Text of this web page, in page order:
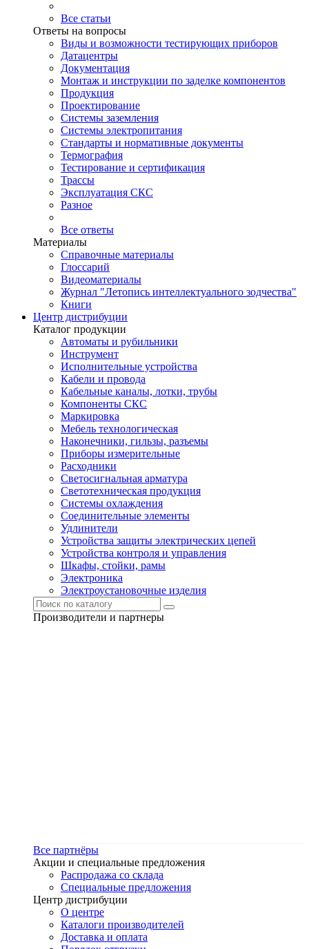
Все статьи
Ответы на вопросы
Виды и возможности тестирующих приборов
Датацентры
Документация
Монтаж и инструкции по заделке компонентов
Продукция
Проектирование
Системы заземления
Системы электропитания
Стандарты и нормативные документы
Термография
Тестирование и сертификация
Трассы
Эксплуатация СКС
Разное
Все ответы
Материалы
Справочные материалы
Глоссарий
Видеоматериалы
Журнал "Летопись интеллектуального зодчества"
Книги
Центр дистрибуции
Каталог продукции
Автоматы и рубильники
Инструмент
Исполнительные устройства
Кабели и провода
Кабельные каналы, лотки, трубы
Компоненты СКС
Маркировка
Мебель технологическая
Наконечники, гильзы, разъемы
Приборы измерительные
Расходники
Светосигнальная арматура
Светотехническая продукция
Системы охлаждения
Соединительные элементы
Удлинители
Устройства защиты электрических цепей
Устройства контроля и управления
Шкафы, стойки, рамы
Электроника
Электроустановочные изделия
Производители и партнеры
Все партнёры
Акции и специальные предложения
Распродажа со склада
Специальные предложения
Центр дистрибуции
О центре
Каталоги производителей
Доставка и оплата